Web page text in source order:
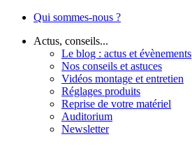
Qui sommes-nous ?
Actus, conseils...
Le blog : actus et évènements
Nos conseils et astuces
Vidéos montage et entretien
Réglages produits
Reprise de votre matériel
Auditorium
Newsletter